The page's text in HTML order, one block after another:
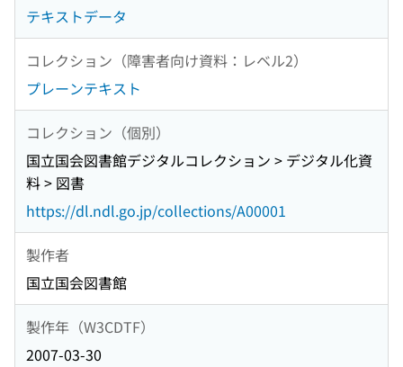
テキストデータ
コレクション（障害者向け資料：レベル2）
プレーンテキスト
コレクション（個別）
国立国会図書館デジタルコレクション > デジタル化資
料 > 図書
https://dl.ndl.go.jp/collections/A00001
製作者
国立国会図書館
製作年（W3CDTF）
2007-03-30